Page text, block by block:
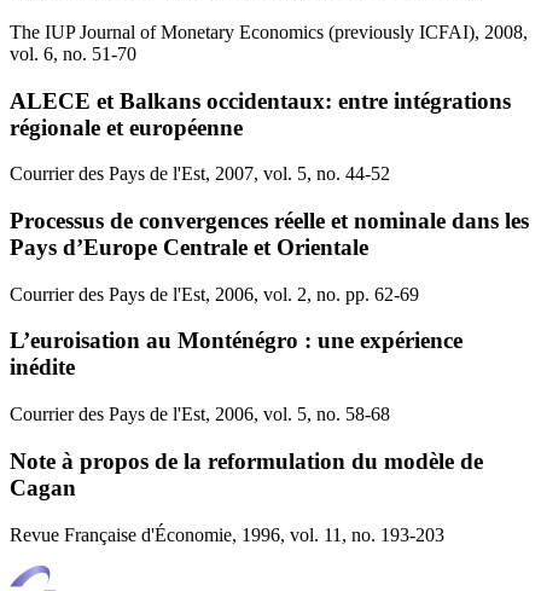
The IUP Journal of Monetary Economics (previously ICFAI), 2008,
vol. 6, no. 51-70
ALECE et Balkans occidentaux: entre intégrations
régionale et européenne
Courrier des Pays de l'Est, 2007, vol. 5, no. 44-52
Processus de convergences réelle et nominale dans les
Pays d’Europe Centrale et Orientale
Courrier des Pays de l'Est, 2006, vol. 2, no. pp. 62-69
L’euroisation au Monténégro : une expérience
inédite
Courrier des Pays de l'Est, 2006, vol. 5, no. 58-68
Note à propos de la reformulation du modèle de
Cagan
Revue Française d'Économie, 1996, vol. 11, no. 193-203